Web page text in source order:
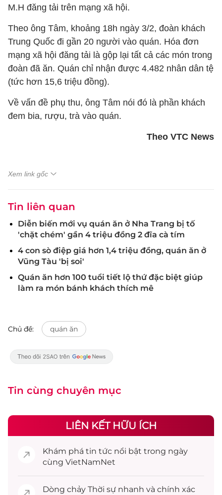
M.H đăng tải trên mạng xã hội.
Theo ông Tâm, khoảng 18h ngày 3/2, đoàn khách
Trung Quốc đi gần 20 người vào quán. Hóa đơn
mạng xã hội đăng tải là gộp lại tất cả các món trong
đoàn đã ăn. Quán chỉ nhận được 4.482 nhân dân tệ
(tức hơn 15,6 triệu đồng).
Về vấn đề phụ thu, ông Tâm nói đó là phần khách
đem bia, rượu, trà vào quán.
Theo VTC News
Xem link gốc
Tin liên quan
Diễn biến mới vụ quán ăn ở Nha Trang bị tố
'chặt chém' gần 4 triệu đồng 2 đĩa cà tím
4 con sò điệp giá hơn 1,4 triệu đồng, quán ăn ở
Vũng Tàu 'bị soi'
Quán ăn hơn 100 tuổi tiết lộ thứ đặc biệt giúp
làm ra món bánh khách thích mê
Chủ đề: quán ăn
Tin cùng chuyên mục
LIÊN KẾT HỮU ÍCH
Khám phá tin tức nổi bật trong ngày
cùng VietNamNet
Dòng chảy Thời sự nhanh và chính xác